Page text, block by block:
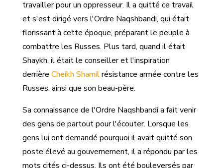
travailler pour un oppresseur. Il a quitté ce travail
et s'est dirigé vers l'Ordre Naqshbandi, qui était
florissant à cette époque, préparant le peuple à
combattre les Russes. Plus tard, quand il était
Shaykh, il était le conseiller et l'inspiration
derrière Cheikh Shamilrésistance armée contre les
Russes, ainsi que son beau-père.
Sa connaissance de l'Ordre Naqshbandi a fait venir
des gens de partout pour l'écouter. Lorsque les
gens lui ont demandé pourquoi il avait quitté son
poste élevé au gouvernement, il a répondu par les
mots cités ci-dessus. Ils ont été bouleversés par